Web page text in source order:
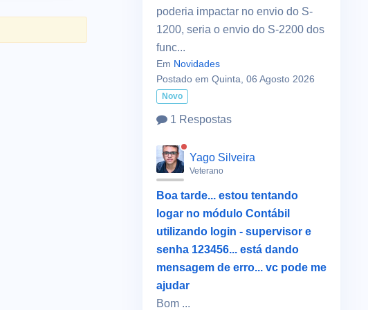
poderia impactar no envio do S-
1200, seria o envio do S-2200 dos
func...
Em Novidades
Postado em Quinta, 06 Agosto 2026
Novo
1 Respostas
Yago Silveira
Veterano
Boa tarde... estou tentando
logar no módulo Contábil
utilizando login - supervisor e
senha 123456... está dando
mensagem de erro... vc pode me
ajudar
Bom ...